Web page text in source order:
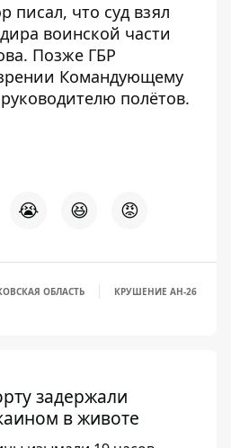
писал, что суд взял
воинской части
. Позже ГБР
Командующему
полётов.
😭 😆 😡
ОБЛАСТЬ КРУШЕНИЕ АН-26
задержали
в животе